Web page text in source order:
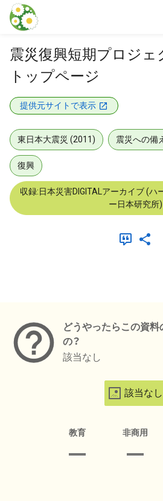
本文に飛ぶ
震災復興短期プロジ
トップページ
提供元サイトで表示
東日本大震災 (2011) 震災への備
復興
収録:日本災害DIGITALアーカイブ (ハ
ー日本研究所)
どうやったらこの資
の？
該当なし
該当なし
教育 非商用